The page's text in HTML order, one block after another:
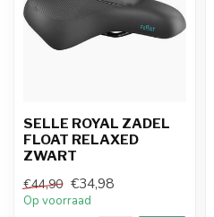
SELLE ROYAL ZADEL
FLOAT RELAXED
ZWART
€44,90 €34,98
Op voorraad